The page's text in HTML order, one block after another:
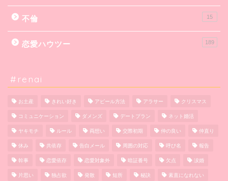
不倫 15
恋愛ハウツー 189
#renai
お土産 きれい好き アピール方法 アラサー クリスマス
コミュニケーション ダメンズ デートプラン ネット婚活
ヤキモチ ルール 両想い 交際初期 仲の良い 仲直り
休み 共依存 告白メール 周囲の対応 呼び名 報告
幹事 恋愛依存 恋愛対象外 暗証番号 欠点 涙婚
片思い 独占欲 発散 短所 秘訣 素直になれない